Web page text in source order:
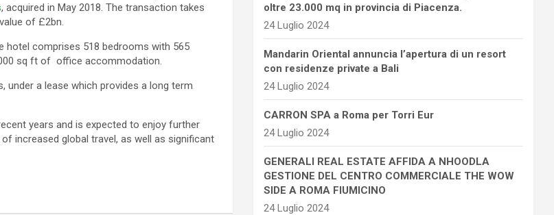
, acquired in May 2018. The transaction takes
of £2bn.
hotel comprises 518 bedrooms with 565
sq ft of office accommodation.
under a lease which provides a long term
years and is expected to enjoy further
increased global travel, as well as significant
oltre 23.000 mq in provincia di Piacenza.
24 Luglio 2024
Mandarin Oriental annuncia l’apertura di un resort
con residenze private a Bali
24 Luglio 2024
CARRON SPA a Roma per Torri Eur
24 Luglio 2024
GENERALI REAL ESTATE AFFIDA A NHOODLA
GESTIONE DEL CENTRO COMMERCIALE THE WOW
SIDE A ROMA FIUMICINO
24 Luglio 2024